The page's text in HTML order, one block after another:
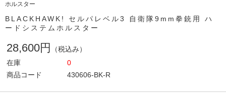
ホルスター
BLACKHAWK! セルパレベル3 自衛隊9mm拳銃用 ハ
ードシステムホルスター
28,600円
（税込み）
在庫
0
商品コード
430606-BK-R